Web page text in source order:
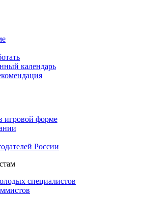
календарь
игровой форме
России
специалистов